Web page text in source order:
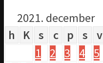
2021. december
h
K s c p s
v
1
2 3 4 5